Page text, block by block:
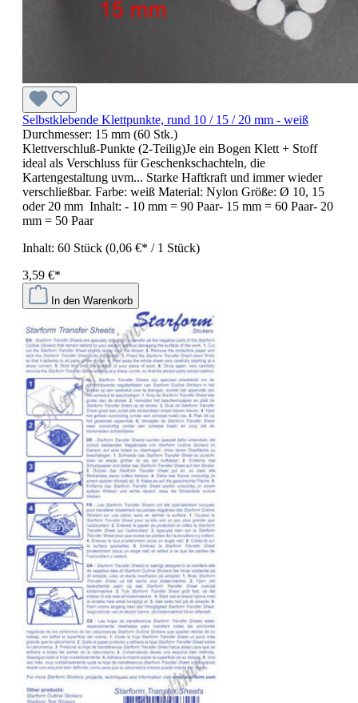
Selbstklebende Klettpunkte, rund 10 / 15 / 20 mm - weiß
Durchmesser: 15 mm (60 Stk.)
Klettverschluß-Punkte (2-Teilig)Je ein Bogen Klett + Stoff
ideal als Verschluss für Geschenkschachteln, die
Kartengestaltung uvm... Starke Haftkraft und immer wieder
verschließbar. Farbe: weiß Material: Nylon Größe: Ø 10, 15
oder 20 mm Inhalt: - 10 mm = 90 Paar- 15 mm = 60 Paar- 20
mm = 50 Paar
Inhalt: 60 Stück (0,06 €* / 1 Stück)
3,59 €*
In den Warenkorb